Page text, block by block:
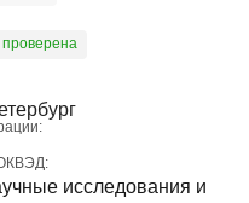
исследования и